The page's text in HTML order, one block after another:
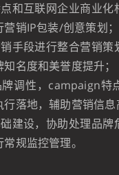
和互联网企业商业化
销IP包装/创意策划；
手段进行整合营销策
名度和美誉度提升；
调性，campaign特
落地，辅助营销信息
建设，协助处理品牌
规监控管理。